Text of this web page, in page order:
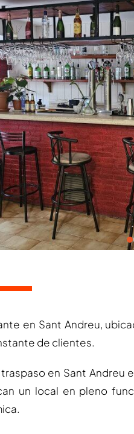
en Sant Andreu,
de clientes.
en Sant Andreu
un local en pleno